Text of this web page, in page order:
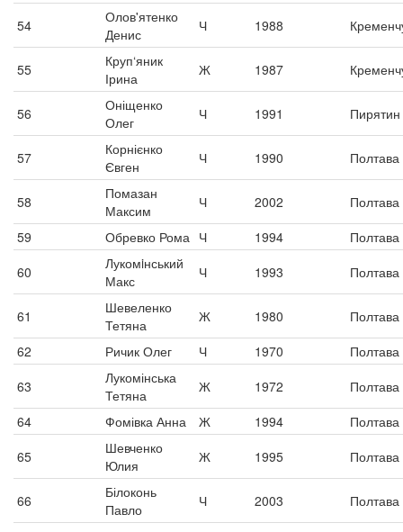
54
Олов'ятенко
Денис
Ч 1988
55
Круп‘яник
Ірина
Ж 1987
56
Оніщенко
Олег
Ч 1991 Пирятин
57
Корнієнко
Євген
Ч 1990 Полтава
58
Помазан
Максим
Ч 2002
Полтава
59
Обревко Рома Ч 1994
Полтава
60
Лукомiнський
Макс
Ч 1993 Полтава
61
Шевеленко
Тетяна
Ж 1980
Полтава
62
Ричик Олег Ч 1970
Полтава
63
Лукомінська
Тетяна
Ж 1972
Полтава
64
Фомівка Анна Ж 1994
Полтава
65
Шевченко
Юлия
Ж 1995 Полтава
66
Білоконь
Павло
Ч 2003
Полтава